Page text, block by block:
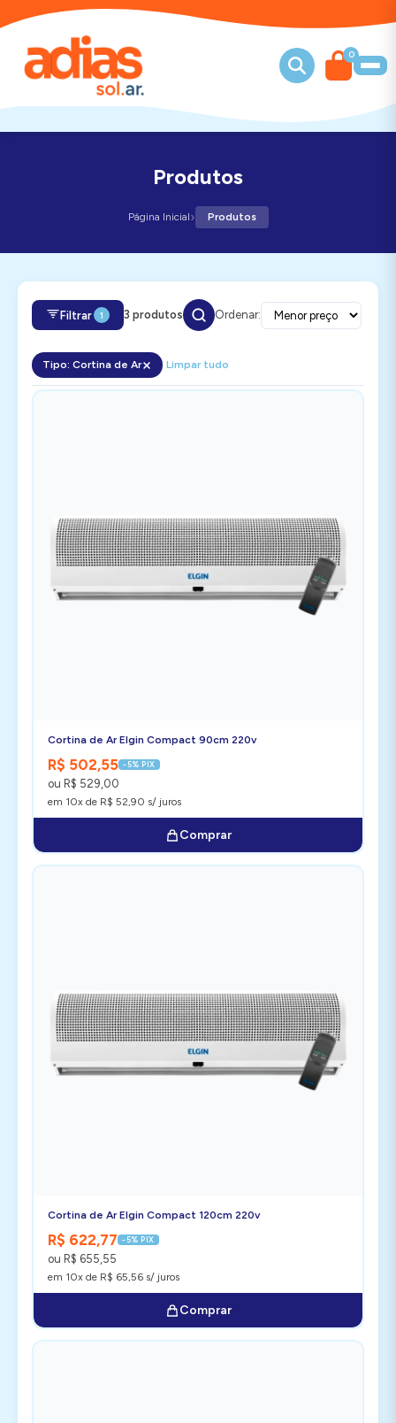
0
Produtos
Página Inicial› Produtos
Filtrar 1 3 produtos Ordenar:
Tipo: Cortina de Ar Limpar tudo
Cortina de Ar Elgin Compact 90cm 220v
R$ 502,55 -5% PIX
ou R$ 529,00
em 10x de R$ 52,90 s/ juros
Comprar
Cortina de Ar Elgin Compact 120cm 220v
R$ 622,77 -5% PIX
ou R$ 655,55
em 10x de R$ 65,56 s/ juros
Comprar